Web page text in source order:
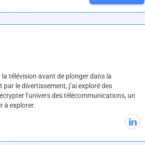
télévision avant de plonger dans la
le divertissement, j’ai exploré des
l’univers des télécommunications, un
à explorer.